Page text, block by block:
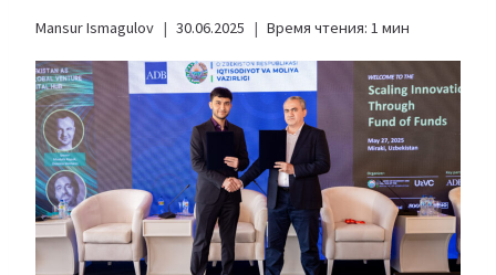
Mansur Ismagulov 30.06.2025 Время чтения: 1 мин